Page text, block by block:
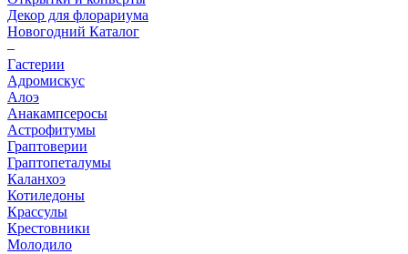
Декор для флорариума
Новогодний Каталог
–
Гастерии
Адромискус
Алоэ
Анакампсеросы
Астрофитумы
Граптоверии
Граптопеталумы
Каланхоэ
Котиледоны
Крассулы
Крестовники
Молодило